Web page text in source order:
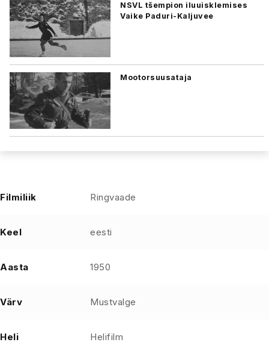
NSVL tšempion iluuisklemises
Vaike Paduri-Kaljuvee
Mootorsuusataja
Filmiliik Ringvaade
Keel eesti
Aasta 1950
Värv Mustvalge
Heli Helifilm